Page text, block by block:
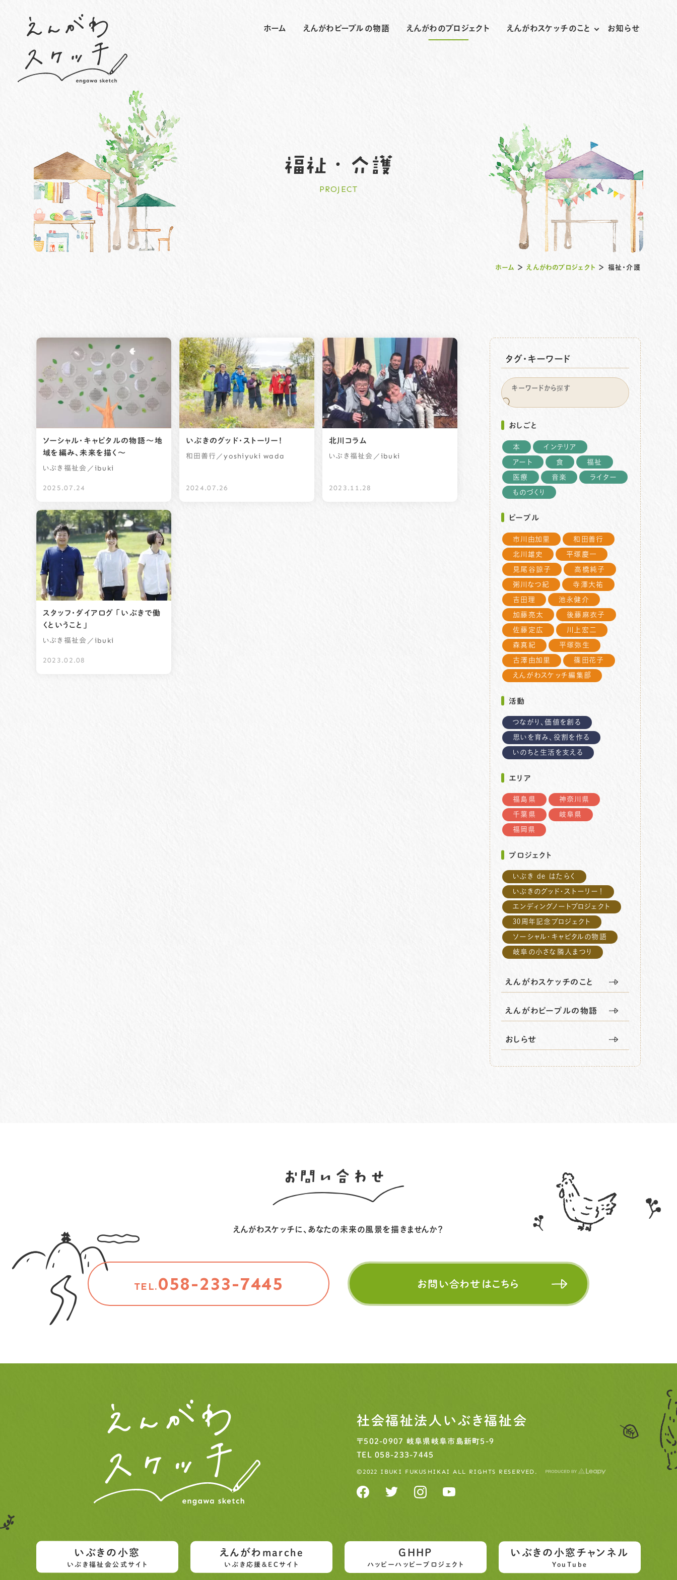
ホーム えんがわピープルの物語 えんがわのプロジェクト えんがわスケッチのこと お知らせ
福祉・介護
PROJECT
ホーム ＞ えんがわのプロジェクト ＞ 福祉・介護
ソーシャル・キャピタルの物語〜地
域を編み、未来を描く～
いぶき福祉会 ／ibuki
2025.07.24
いぶきのグッド・ストーリー！
和田善行 ／yoshiyuki wada
2024.07.26
北川コラム
いぶき福祉会 ／ibuki
2023.11.28
スタッフ・ダイアログ 「いぶきで働
くということ」
いぶき福祉会 ／ibuki
2023.02.08
タグ・キーワード
おしごと
本 インテリア
アート 食 福祉
医療 音楽 ライター
ものづくり
ピープル
市川由加里 和田善行
北川雄史 平塚慶一
見尾谷諒子 高橋純子
粥川なつ紀 寺澤大祐
吉田理 池永健介
加藤亮太 後藤麻衣子
佐藤定広 川上宏二
森真紀 平塚弥生
古澤由加里 篠田花子
えんがわスケッチ編集部
活動
つながり、価値を創る
思いを育み、役割を作る
いのちと生活を支える
エリア
福島県 神奈川県
千葉県 岐阜県
福岡県
プロジェクト
いぶき de はたらく
いぶきのグッド・ストーリー！
エンディングノートプロジェクト
30周年記念プロジェクト
ソーシャル・キャピタルの物語
岐阜の小さな隣人まつり
えんがわスケッチのこと
えんがわピープルの物語
おしらせ
お問い合わせ
えんがわスケッチに、 あなたの未来の風景を描きませんか？
TEL.058-233-7445 お問い合わせはこちら
社会福祉法人いぶき福祉会
〒502-0907 岐阜県岐阜市島新町5-9
TEL058-233-7445
©2022 IBUKI FUKUSHIKAI ALL RIGHTS RESERVED.
いぶきの小窓
いぶき福祉会公式サイト
えんがわmarche
いぶき応援＆ECサイト
GHHP
ハッピーハッピープロジェクト
いぶきの小窓チャンネル
YouTube